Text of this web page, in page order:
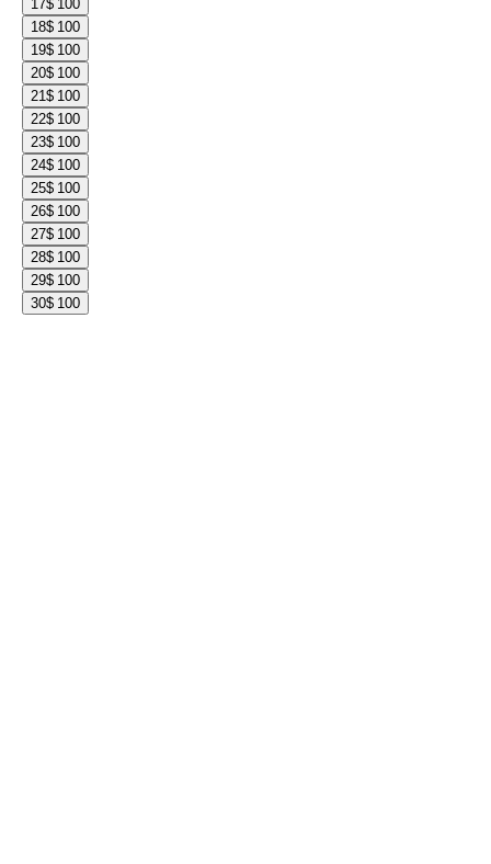
17$ 100
18$ 100
19$ 100
20$ 100
21$ 100
22$ 100
23$ 100
24$ 100
25$ 100
26$ 100
27$ 100
28$ 100
29$ 100
30$ 100